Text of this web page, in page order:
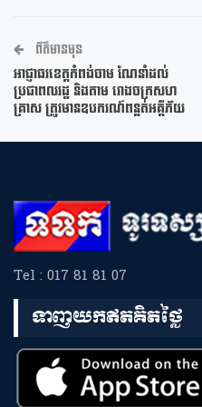
ព័ត៌មានមុន
អាជ្ញាធរខេត្តកំពង់ចាម ណែនាំដល់
ប្រជាពលរដ្ឋ និងតាម រោងចក្រសហ
គ្រាស ត្រូវមានឧបករណ៍ពន្លត់អគ្គីភ័យ
Tel : 017 81 81 07
ទាញយកឥតគិតថ្លៃ